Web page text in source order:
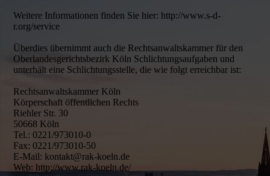
Weitere Informationen finden Sie hier: http://www.s-d-
r.org/service
Überdies übernimmt auch die Rechtsanwaltskammer für den
Oberlandesgerichtsbezirk Köln Schlichtungsaufgaben und
unterhält eine Schlichtungsstelle, die wie folgt erreichbar ist:
Rechtsanwaltskammer Köln
Körperschaft öffentlichen Rechts
Riehler Str. 30
50668 Köln
Tel.: 0221/973010-0
Fax: 0221/973010-50
E-Mail: kontakt@rak-koeln.de
Web: http://www.rak-koeln.de/